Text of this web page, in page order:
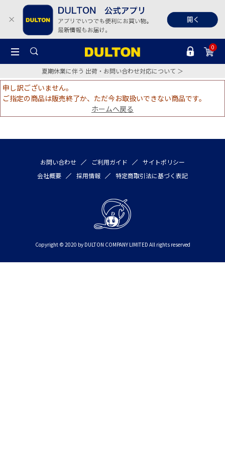
0
夏期休業に伴う 出荷・お問い合わせ対応について ＞
申し訳ございません。
ご指定の商品は販売終了か、ただ今お取扱いできない商品です。
ホームへ戻る
お問い合わせ ご利用ガイド
サイトポリシー
会社概要
採用情報 特定商取引法に基づく表記
Copyright © 2020 by DULTON COMPANY LIMITED All rights reserved